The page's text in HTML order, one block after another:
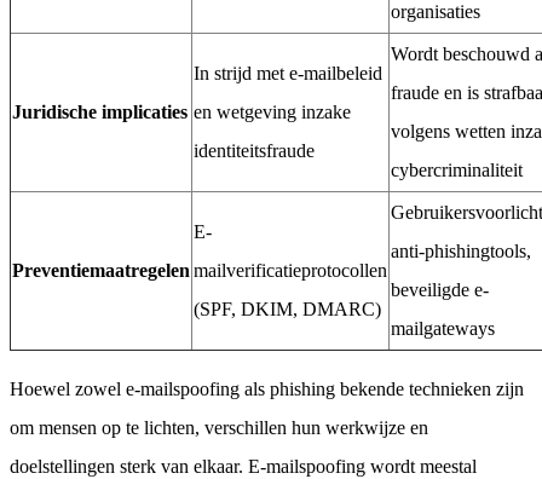
organisaties
Juridische implicaties
In strijd met e-mailbeleid
en wetgeving inzake
identiteitsfraude
Wordt beschouwd
fraude en is
volgens wetten
cybercriminaliteit
Preventiemaatregelen
E-
mailverificatieprotocollen
(SPF, DKIM, DMARC)
anti-phishingtools,
beveiligde e-
mailgateways
Hoewel zowel e-mailspoofing als phishing bekende technieken zijn
om mensen op te lichten, verschillen hun werkwijze en
doelstellingen sterk van elkaar. E-mailspoofing wordt meestal